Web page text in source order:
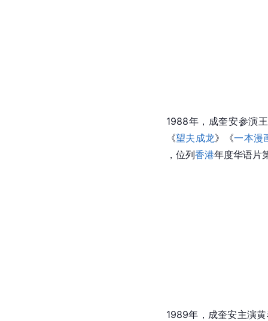
1988年，成奎安参演
《望夫成龙》《一本漫
，位列香港年度华语片
1989年，成奎安主演